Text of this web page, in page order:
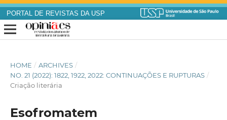
PORTAL DE REVISTAS DA USP
HOME / ARCHIVES /
NO. 21 (2022): 1822, 1922, 2022: CONTINUAÇÕES E RUPTURAS /
Criação literária
Esofromatem